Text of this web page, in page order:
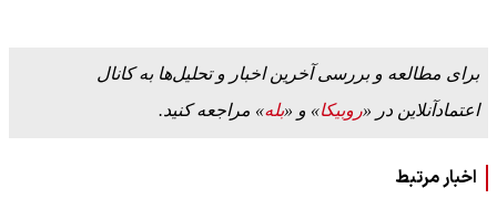
برای مطالعه و بررسی آخرین اخبار و تحلیل‌ها به کانال
اعتمادآنلاین در «روبیکا» و «بله» مراجعه کنید.
اخبار مرتبط